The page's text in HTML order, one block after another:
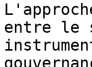
entre le